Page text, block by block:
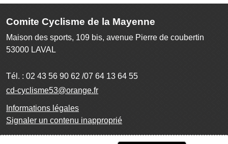
Comite Cyclisme de la Mayenne
Maison des sports, 109 bis, avenue Pierre de coubertin
53000 LAVAL
Tél. : 02 43 56 90 62 /07 64 13 64 55
cd-cyclisme53@orange.fr
Informations légales
Signaler un contenu inapproprié